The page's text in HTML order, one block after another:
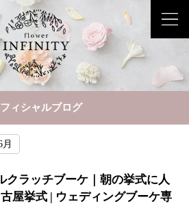
ィシャルブログ
クラッチブーケ｜朝の挙式に人
屋挙式 | ウェディングブーケ専